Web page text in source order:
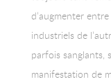
d’augmenter
industriels de
parfois sanglants,
manifestation de